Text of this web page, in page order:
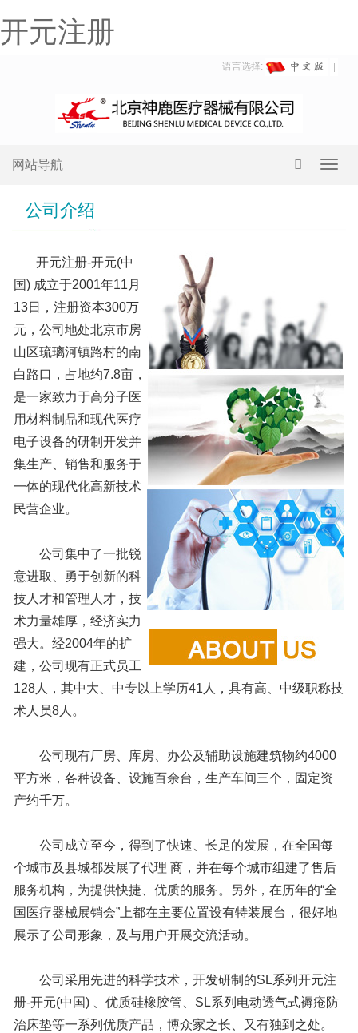
开元注册
语言选择:
网站导航
公司介绍
开元注册-开元(中
国) 成立于2001年11月
13日，注册资本300万
元，公司地处北京市房
山区琉璃河镇路村的南
白路口，占地约7.8亩，
是一家致力于高分子医
用材料制品和现代医疗
电子设备的研制开发并
集生产、销售和服务于
一体的现代化高新技术
民营企业。
公司集中了一批锐
意进取、勇于创新的科
技人才和管理人才，技
术力量雄厚，经济实力
强大。经2004年的扩
建，公司现有正式员工
128人，其中大、中专以上学历41人，具有高、中级职称技
术人员8人。
公司现有厂房、库房、办公及辅助设施建筑物约4000
平方米，各种设备、设施百余台，生产车间三个，固定资
产约千万。
公司成立至今，得到了快速、长足的发展，在全国每
个城市及县城都发展了代理 商，并在每个城市组建了售后
服务机构，为提供快捷、优质的服务。另外，在历年的“全
国医疗器械展销会”上都在主要位置设有特装展台，很好地
展示了公司形象，及与用户开展交流活动。
公司采用先进的科学技术，开发研制的SL系列开元注
册-开元(中国) 、优质硅橡胶管、SL系列电动透气式褥疮防
治床垫等一系列优质产品，博众家之长、又有独到之处。